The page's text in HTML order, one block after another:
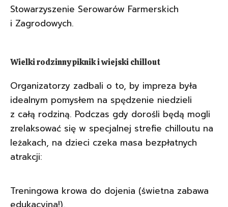
Stowarzyszenie Serowarów Farmerskich
i Zagrodowych.
Wielki rodzinny piknik i wiejski chillout
Organizatorzy zadbali o to, by impreza była
idealnym pomysłem na spędzenie niedzieli
z całą rodziną. Podczas gdy dorośli będą mogli
zrelaksować się w specjalnej strefie chilloutu na
leżakach, na dzieci czeka masa bezpłatnych
atrakcji:
Treningowa krowa do dojenia (świetna zabawa